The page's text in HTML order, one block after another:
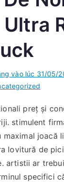
vào lúc 31/05/
preț și
stimulent
maximal joacă
lovitură de
artistii ar
specifici